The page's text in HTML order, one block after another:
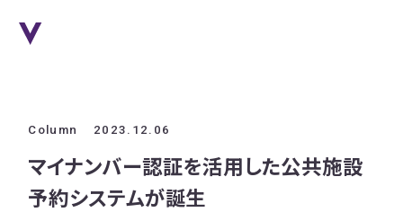
Column 2023.12.06
マイナンバー認証を活用した公共施設
予約システムが誕生